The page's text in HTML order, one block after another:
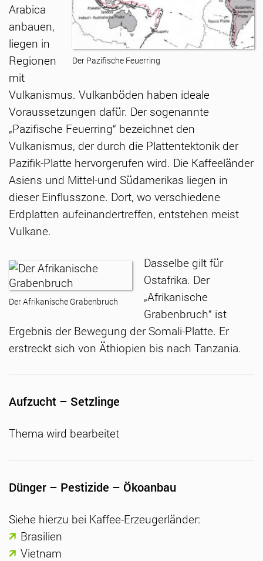
Der Pazifische Feuerring
Arabica
anbauen,
liegen in
Regionen
mit
Vulkanismus. Vulkanböden haben ideale
Voraussetzungen dafür. Der sogenannte
„Pazifische Feuerring“ bezeichnet den
Vulkanismus, der durch die Plattentektonik der
Pazifik-Platte hervorgerufen wird. Die Kaffeeländer
Asiens und Mittel-und Südamerikas liegen in
dieser Einflusszone. Dort, wo verschiedene
Erdplatten aufeinandertreffen, entstehen meist
Vulkane.
Der Afrikanische Grabenbruch
Dasselbe gilt für
Ostafrika. Der
„Afrikanische
Grabenbruch“ ist
Ergebnis der Bewegung der Somali-Platte. Er
erstreckt sich von Äthiopien bis nach Tanzania.
Aufzucht – Setzlinge
Thema wird bearbeitet
Dünger – Pestizide – Ökoanbau
Siehe hierzu bei Kaffee-Erzeugerländer:
Brasilien
Vietnam